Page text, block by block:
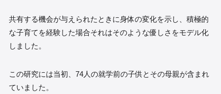
共有する機会が与えられたときに身体の変化を示し、積極的
な子育てを経験した場合それはそのような優しさをモデル化
しました。
この研究には当初、74人の就学前の子供とその母親が含まれ
ていました。